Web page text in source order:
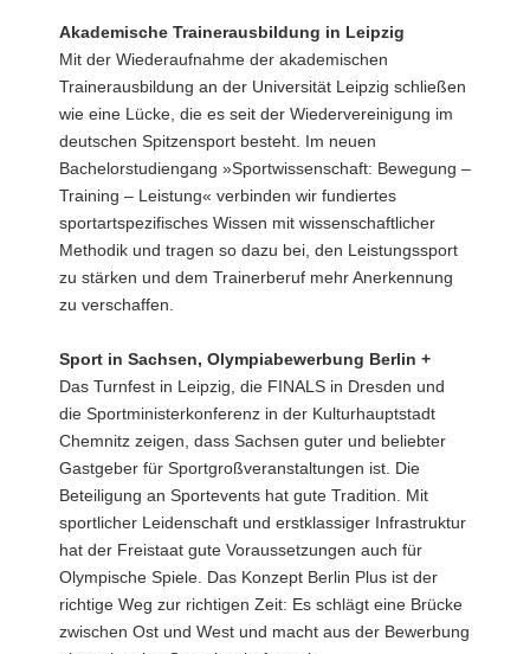
Akademische Trainerausbildung in Leipzig
Mit der Wiederaufnahme der akademischen
Trainerausbildung an der Universität Leipzig schließen
wie eine Lücke, die es seit der Wiedervereinigung im
deutschen Spitzensport besteht. Im neuen
Bachelorstudiengang »Sportwissenschaft: Bewegung –
Training – Leistung« verbinden wir fundiertes
sportartspezifisches Wissen mit wissenschaftlicher
Methodik und tragen so dazu bei, den Leistungssport
zu stärken und dem Trainerberuf mehr Anerkennung
zu verschaffen.
Sport in Sachsen, Olympiabewerbung Berlin +
Das Turnfest in Leipzig, die FINALS in Dresden und
die Sportministerkonferenz in der Kulturhauptstadt
Chemnitz zeigen, dass Sachsen guter und beliebter
Gastgeber für Sportgroßveranstaltungen ist. Die
Beteiligung an Sportevents hat gute Tradition. Mit
sportlicher Leidenschaft und erstklassiger Infrastruktur
hat der Freistaat gute Voraussetzungen auch für
Olympische Spiele. Das Konzept Berlin Plus ist der
richtige Weg zur richtigen Zeit: Es schlägt eine Brücke
zwischen Ost und West und macht aus der Bewerbung